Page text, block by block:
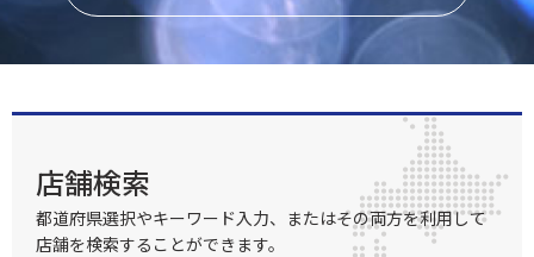
店舗検索
都道府県選択やキーワード入力、またはその両方を利用して
店舗を検索することができます。